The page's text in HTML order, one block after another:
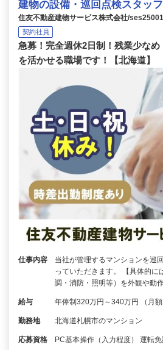
建物の設備・巡回点検スタッフ
住友不動産建物サービス株式会社/ses25001
契約社員
急募！完全週休2日制！残業少な
を活かせる職場です！【北海道】
仕事内容
当社が管理するマンションを巡
っていただきます。 【具体的に
調・消防・照明等）を外観や動
給与 年俸制320万円～340万円 （月額
勤務地 北海道札幌市のマンション
応募資格 PC基本操作（入力程度） 運転